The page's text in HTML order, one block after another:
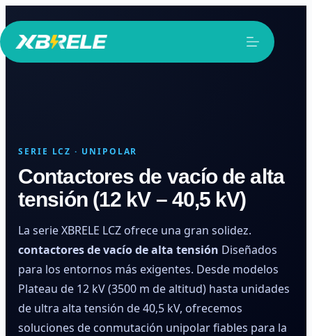
Saltar
al
contenido
SERIE LCZ · UNIPOLAR
Contactores de vacío de alta
tensión (12 kV – 40,5 kV)
La serie XBRELE LCZ ofrece una gran solidez.
contactores de vacío de alta tensión Diseñados
para los entornos más exigentes. Desde modelos
Plateau de 12 kV (3500 m de altitud) hasta unidades
de ultra alta tensión de 40,5 kV, ofrecemos
soluciones de conmutación unipolar fiables para la